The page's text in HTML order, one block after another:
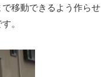
移動できるよう作らせ
。